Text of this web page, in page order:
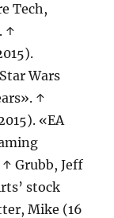
Tech,
↑
Wars
↑
«EA
Grubb, Jeff
stock
Mike (16